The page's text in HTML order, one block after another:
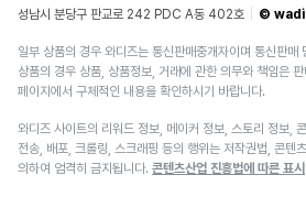
성남시 분당구 판교로 242 PDC A동 402호
©
일부 상품의 경우 와디즈는 통신판매중개자이며 통신판매
상품의 경우 상품, 상품정보, 거래에 관한 의무와 책임은
페이지에서 구체적인 내용을 확인하시기 바랍니다.
와디즈 사이트의 리워드 정보, 메이커 정보, 스토리 정보,
전송, 배포, 크롤링, 스크래핑 등의 행위는 저작권법, 콘텐
의하여 엄격히 금지됩니다. 콘텐츠산업 진흥법에 따른 표시